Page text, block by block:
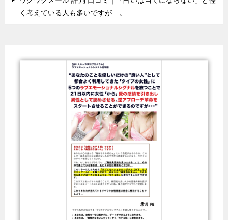
く考えている人も多いですが…。